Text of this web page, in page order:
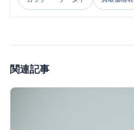
関連記事